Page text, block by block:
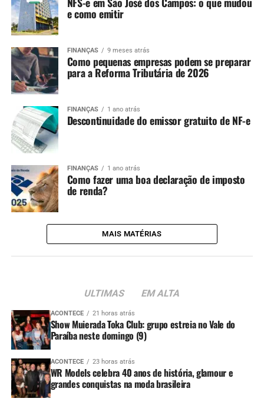
e como emitir
FINANÇAS 9 meses atrás
Como pequenas empresas podem se preparar
para a Reforma Tributária de 2026
FINANÇAS 1 ano atrás
Descontinuidade do emissor gratuito de NF-e
FINANÇAS 1 ano atrás
Como fazer uma boa declaração de imposto
de renda?
MAIS MATÉRIAS
ULTIMAS EM ALTA
ACONTECE 21 horas atrás
Show Muierada Toka Club: grupo estreia no Vale do
Paraíba neste domingo (9)
ACONTECE 23 horas atrás
WR Models celebra 40 anos de história, glamour e
grandes conquistas na moda brasileira